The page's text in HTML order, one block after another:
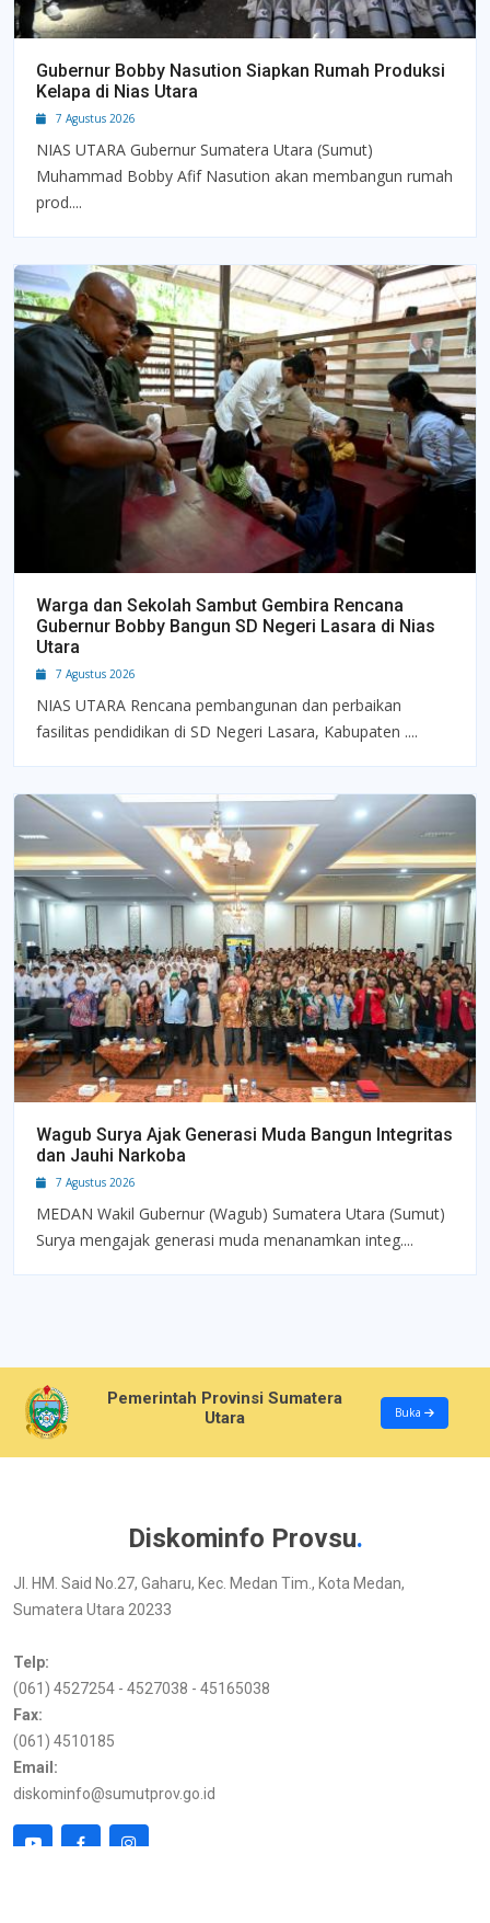
Gubernur Bobby Nasution Siapkan Rumah Produksi
Kelapa di Nias Utara
7 Agustus 2026
NIAS UTARA Gubernur Sumatera Utara (Sumut)
Muhammad Bobby Afif Nasution akan membangun rumah
prod....
Warga dan Sekolah Sambut Gembira Rencana
Gubernur Bobby Bangun SD Negeri Lasara di Nias
Utara
7 Agustus 2026
NIAS UTARA Rencana pembangunan dan perbaikan
fasilitas pendidikan di SD Negeri Lasara, Kabupaten ....
Wagub Surya Ajak Generasi Muda Bangun Integritas
dan Jauhi Narkoba
7 Agustus 2026
MEDAN Wakil Gubernur (Wagub) Sumatera Utara (Sumut)
Surya mengajak generasi muda menanamkan integ....
Pemerintah Provinsi Sumatera
Utara
Buka
Diskominfo Provsu.
Jl. HM. Said No.27, Gaharu, Kec. Medan Tim., Kota Medan,
Sumatera Utara 20233
Telp:
(061) 4527254 - 4527038 - 45165038
Fax:
(061) 4510185
Email:
diskominfo@sumutprov.go.id